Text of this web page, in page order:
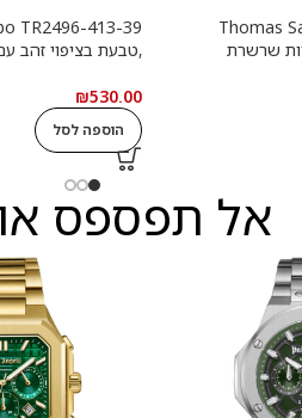
Thomas
שרשרת
TR2496-413-39
,טבעת בציפוי זהב
₪530.00
הוספה לסל
אל תפספס